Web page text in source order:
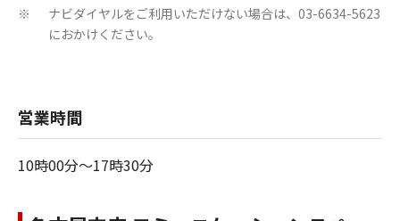
※
ナビダイヤルをご利用いただけない場合は、03-6634-5623
におかけください。
営業時間
10時00分～17時30分